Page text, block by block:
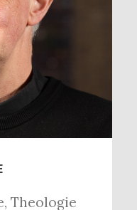
, Theologie